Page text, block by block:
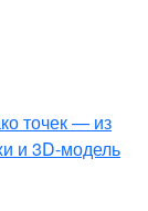
точек — из
и 3D-модель